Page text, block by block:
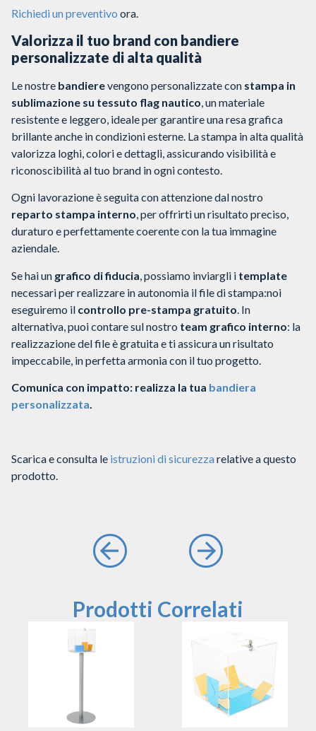
Richiedi un preventivo ora.
Valorizza il tuo brand con bandiere
personalizzate di alta qualità
Le nostre bandierevengono personalizzate con stampa in
sublimazione su tessuto flag nautico, un materiale
resistente e leggero, ideale per garantire una resa grafica
brillante anche in condizioni esterne. La stampa in alta qualità
valorizza loghi, colori e dettagli, assicurando visibilità e
riconoscibilità al tuo brand in ogni contesto.
Ogni lavorazione è seguita con attenzione dal nostro
reparto stampa interno, per offrirti un risultato preciso,
duraturo e perfettamente coerente con la tua immagine
aziendale.
Se hai un grafico di fiducia , possiamo inviargli i template
necessari per realizzare in autonomia il file di stampa:noi
eseguiremo il controllo pre-stampa gratuito In
alternativa, puoi contare sul nostro team grafico interno: la
realizzazione del file è gratuita e ti assicura un risultato
impeccabile, in perfetta armonia con il tuo progetto.
Comunica con impatto: realizza la tua bandiera
personalizzata.
Scarica e consulta le istruzioni di sicurezzarelative a questo
prodotto.
Prodotti Correlati